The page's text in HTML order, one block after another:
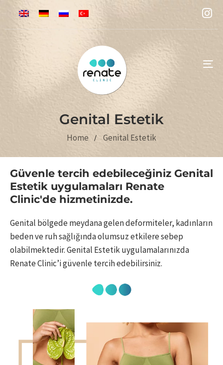
Genital Estetik
Home Genital Estetik
Güvenle tercih edebileceğiniz Genital
Estetik uygulamaları Renate
Clinic'de hizmetinizde.
Genital bölgede meydana gelen deformiteler, kadınların
beden ve ruh sağlığında olumsuz etkilere sebep
olabilmektedir. Genital Estetik uygulamalarınızda
Renate Clinic’i güvenle tercih edebilirsiniz.